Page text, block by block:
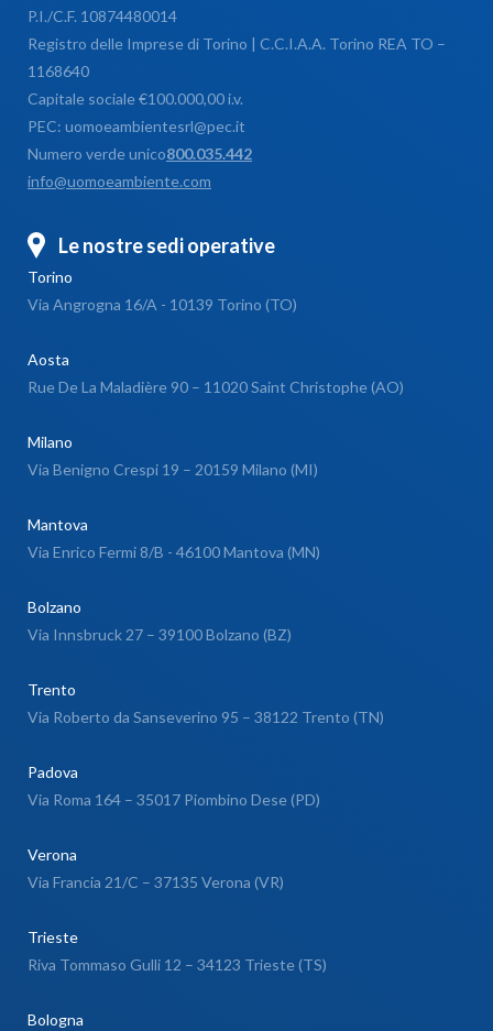
P.I./C.F. 10874480014
Registro delle Imprese di Torino | C.C.I.A.A. Torino REA TO –
1168640
Capitale sociale €100.000,00 i.v.
PEC: uomoeambientesrl@pec.it
Numero verde unico800.035.442
info@uomoeambiente.com
Le nostre sedi operative
Torino
Via Angrogna 16/A - 10139 Torino (TO)
Aosta
Rue De La Maladière 90 – 11020 Saint Christophe (AO)
Milano
Via Benigno Crespi 19 – 20159 Milano (MI)
Mantova
Via Enrico Fermi 8/B - 46100 Mantova (MN)
Bolzano
Via Innsbruck 27 – 39100 Bolzano (BZ)
Trento
Via Roberto da Sanseverino 95 – 38122 Trento (TN)
Padova
Via Roma 164 – 35017 Piombino Dese (PD)
Verona
Via Francia 21/C – 37135 Verona (VR)
Trieste
Riva Tommaso Gulli 12 – 34123 Trieste (TS)
Bologna